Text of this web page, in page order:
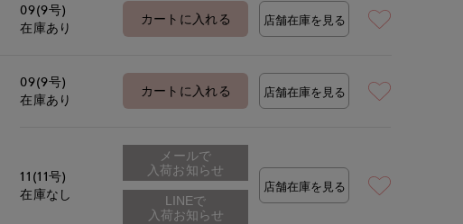
長:166cm 着用サイズ:09(M)
09(9号)
在庫あり
カートに入れる 店舗在庫を見る
09(9号)
在庫あり
カートに入れる 店舗在庫を見る
11(11号)
在庫なし
メールで
入荷お知らせ
店舗在庫を見る